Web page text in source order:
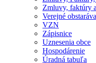
Zmluvy, faktúry
Verejné
VZN
Zápisnice
Uznesenia obce
Hospodárenie
Úradná tabuľa